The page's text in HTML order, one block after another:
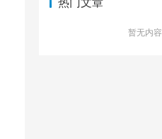
暂无内容